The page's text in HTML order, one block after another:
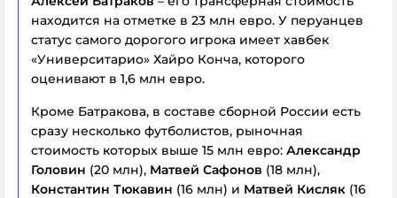
находится на отметке в 23 млн евро. У перуанцев
статус самого дорогого игрока имеет хавбек
«Университарио» Хайро Конча, которого
оценивают в 1,6 млн евро.
Кроме Батракова, в составе сборной России есть
сразу несколько футболистов, рыночная
стоимость которых выше 15 млн евро: Александр
Головин (20 млн), Матвей Сафонов (18 млн),
Константин Тюкавин (16 млн) и Матвей Кисляк (16